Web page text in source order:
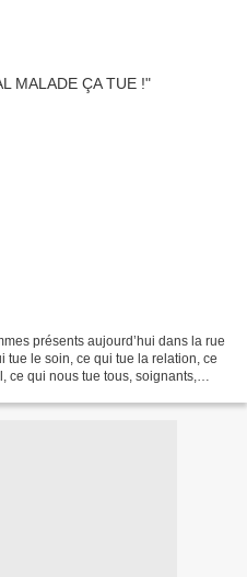
présents aujourd’hui dans la rue
tue le soin, ce qui tue la relation, ce
ce qui nous tue tous, soignants,